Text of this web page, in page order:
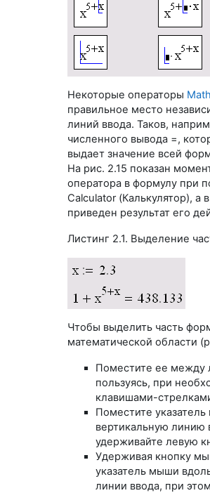
Некоторые операторы
правильное место
линий ввода. Таков,
численного вывода =,
выдает значение всей
На рис. 2.15 показан
оператора в формулу при
Calculator (Калькулятор), а
приведен результат его
Листинг 2.1. Выделение
Чтобы выделить часть
математической области
Поместите ее между
пользуясь, при
клавишами-
Поместите
вертикальную линию
удерживайте левую
Удерживая кнопку
указатель мыши
линии ввода, при